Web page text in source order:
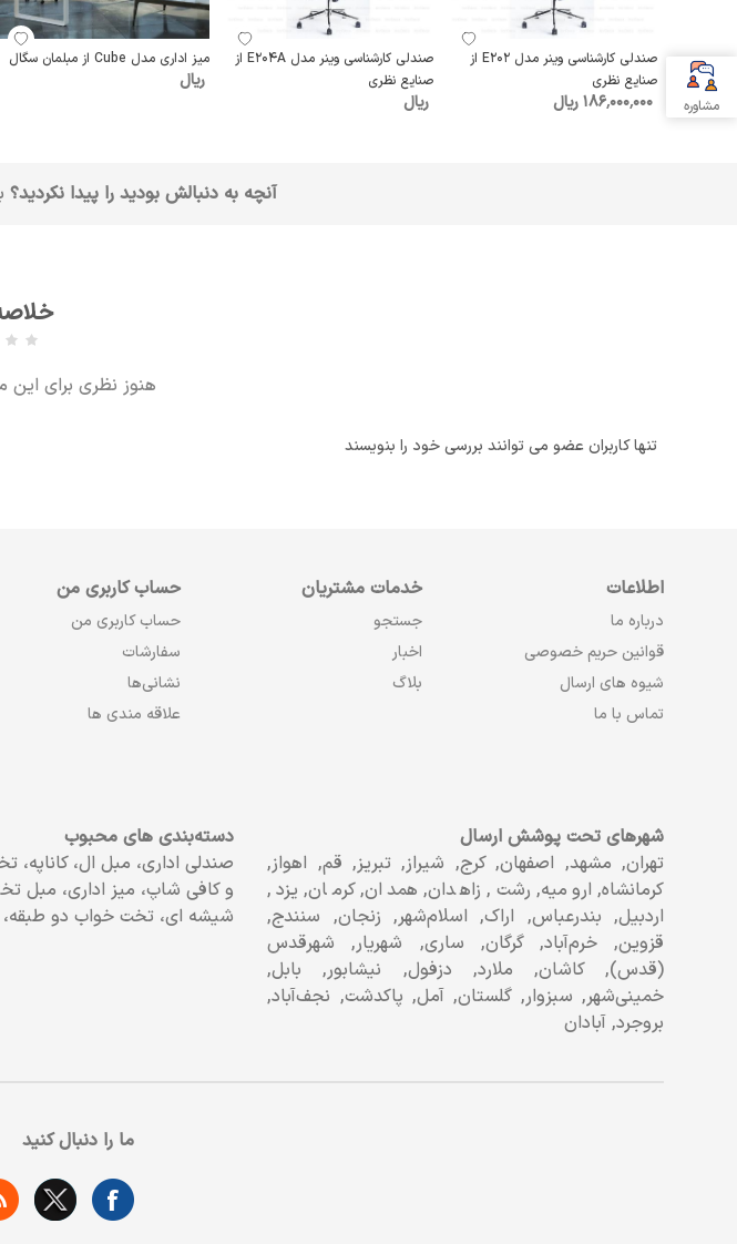
صندلی کارشناسی وینر مدل E202 از
صنایع نظری
186٬000٬000 ریال
صندلی کارشناسی وینر مدل E204A از
صنایع نظری
ریال
میز اداری مدل Cube از مبلمان سگال
ریال
آنچه به دنبالش بودید را پیدا نکردید؟
هنوز نظری برای
تنها کاربران عضو می توانند بررسی خود را بنویسند
اطلاعات
درباره ما
قوانین حریم خصوصی
شیوه های ارسال
تماس با ما
خدمات مشتریان
جستجو
اخبار
بلاگ
حساب کاربری من
حساب کاربری من
سفارشات
نشانی‌ها
علاقه مندی ها
شهرهای تحت پوشش ارسال
تهران, مشهد, اصفهان, کرج, شیراز, تبریز, قم, اهواز,
کرمانشاه, ارومیه, رشت, زاهدان, همدان, کرمان, یزد,
اردبیل, بندرعباس, اراک, اسلام‌شهر, زنجان, سنندج,
قزوین, خرم‌آباد, گرگان, ساری, شهریار, شهرقدس
(قدس), کاشان, ملارد, دزفول, نیشابور, بابل,
خمینی‌شهر, سبزوار, گلستان, آمل, پاکدشت, نجف‌آباد,
بروجرد, آبادان
دسته‌بندی های محبوب
صندلی اداری، مبل ال،
و کافی شاپ، میز اداری، مبل
شیشه ای، تخت خواب دو
ما را دنبال کنید
مشاوره